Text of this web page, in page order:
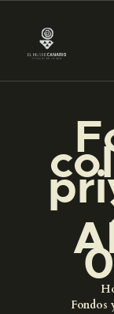
Fondos
█
EL